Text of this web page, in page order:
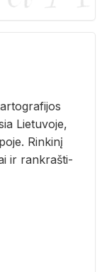
Lie­tu­vo­je,
Rin­ki­nį
ir rank­raš­ti­